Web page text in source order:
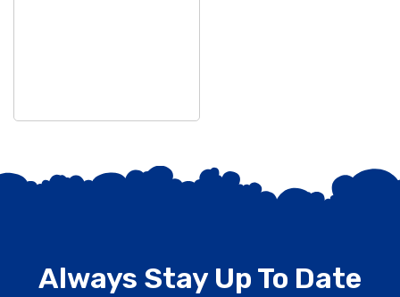
Always Stay Up To Date